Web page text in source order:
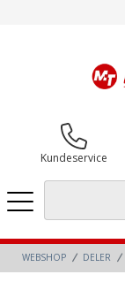
Kundeservice
WEBSHOP DELER